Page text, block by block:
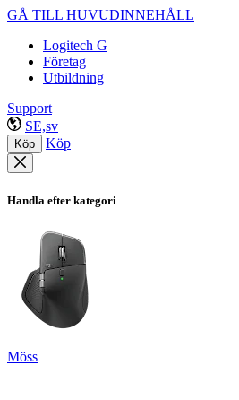
GÅ TILL HUVUDINNEHÅLL
Logitech G
Företag
Utbildning
Support
SE,sv
Köp Köp
Handla efter kategori
Möss